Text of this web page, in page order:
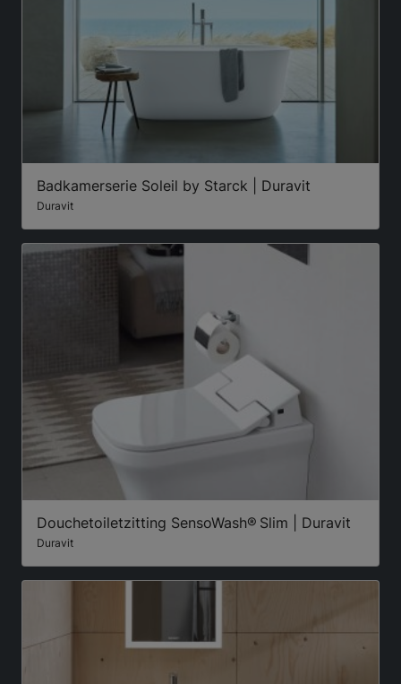
Badkamerserie Soleil by Starck | Duravit
Duravit
Douchetoiletzitting SensoWash® Slim | Duravit
Duravit